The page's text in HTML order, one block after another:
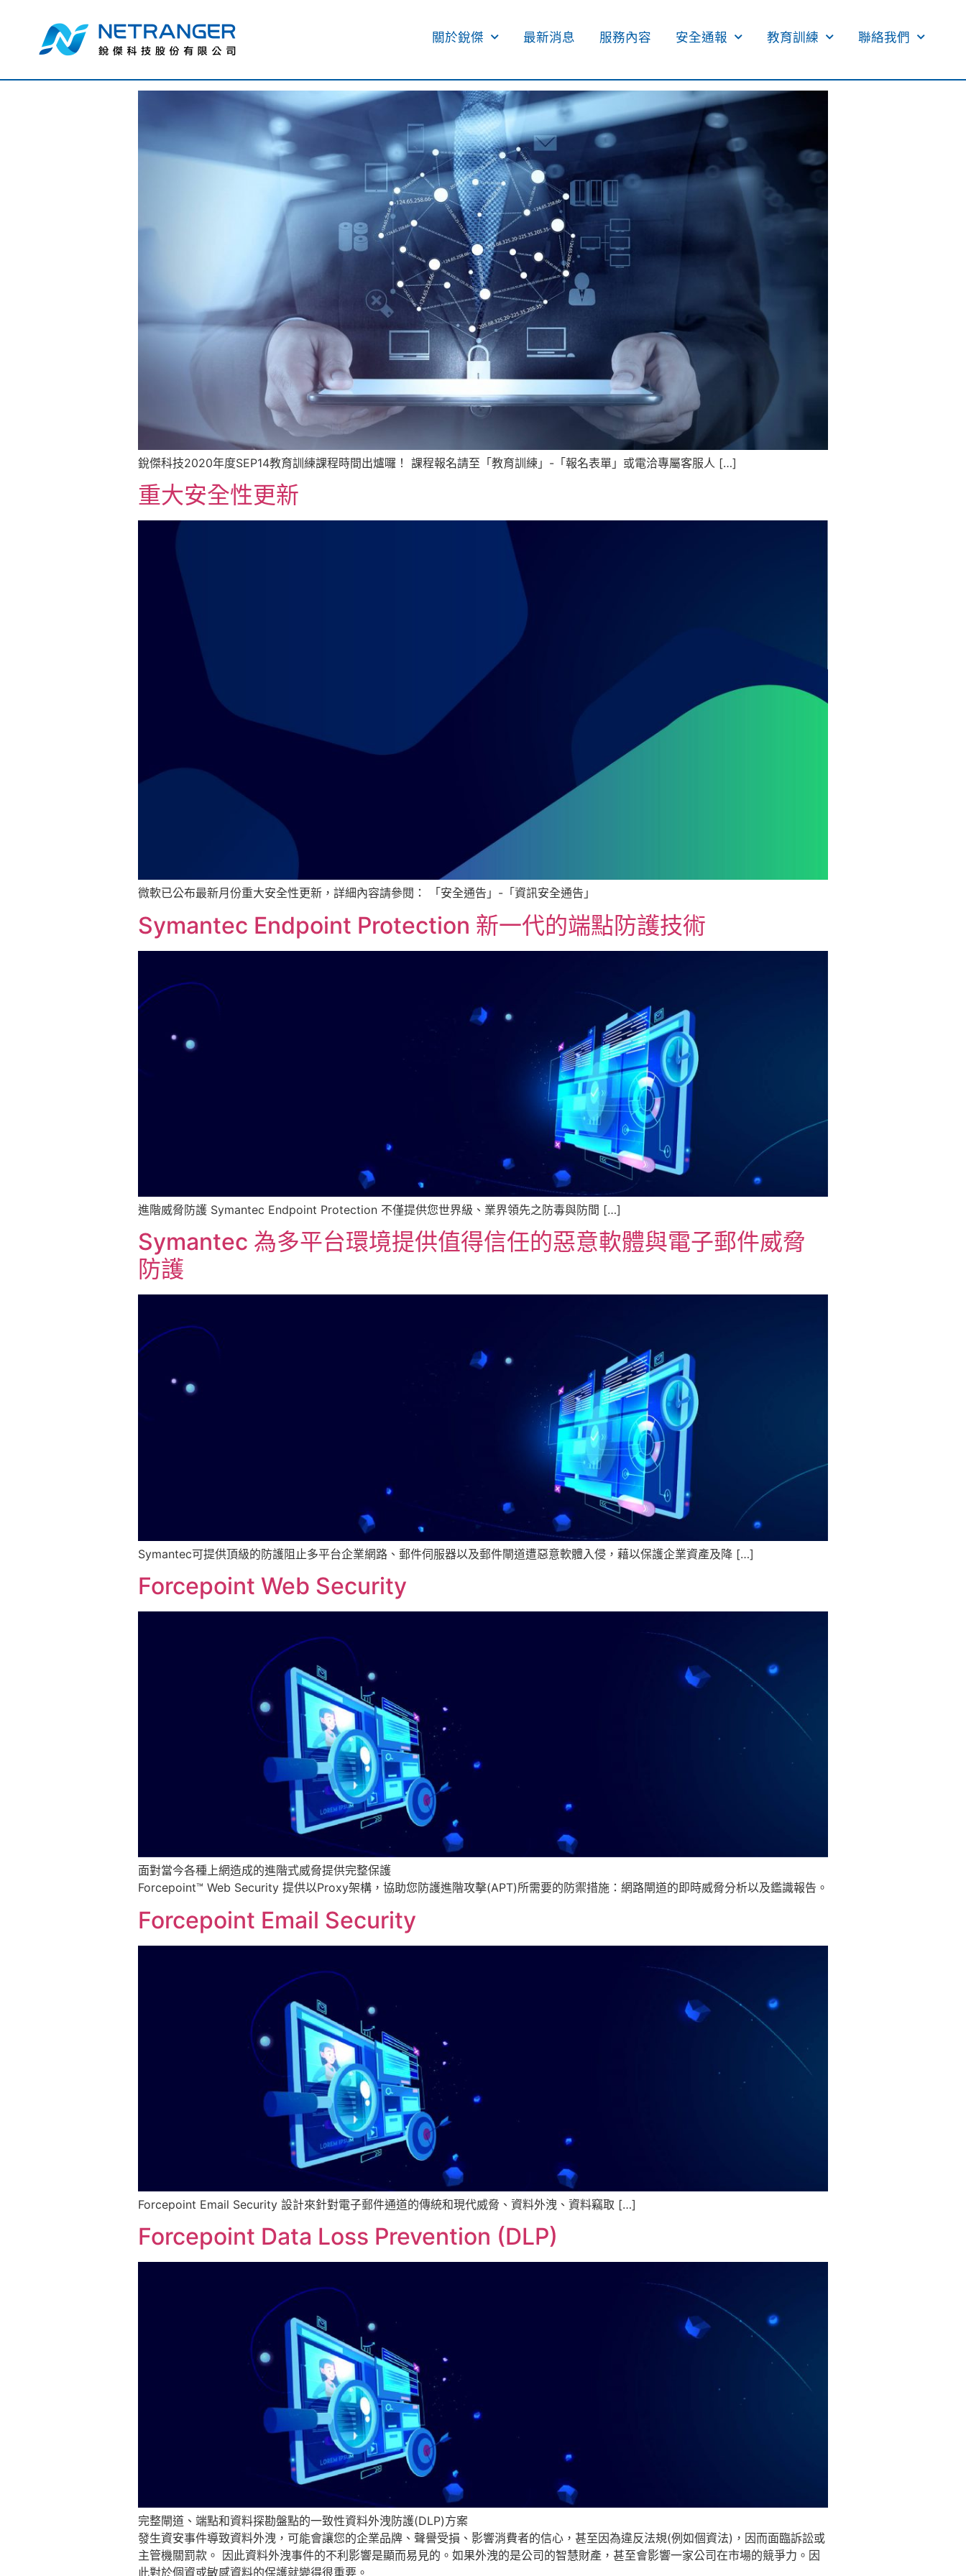
關於銳傑 最新消息 服務內容​ 安全通報 教育訓練 聯絡我們
作者:lilith
2020年度SEP教育訓練課程通知
銳傑科技2020年度SEP14教育訓練課程時間出爐囉！ 課程報名請至「教育訓練」-「報名表單」或電洽專屬客服人 […]
重大安全性更新
微軟已公布最新月份重大安全性更新，詳細內容請參閱： 「安全通告」-「資訊安全通告」
Symantec Endpoint Protection 新一代的端點防護技術
進階威脅防護 Symantec Endpoint Protection 不僅提供您世界級、業界領先之防毒與防間 […]
Symantec 為多平台環境提供值得信任的惡意軟體與電子郵件威脅
防護
Symantec可提供頂級的防護阻止多平台企業網路、郵件伺服器以及郵件閘道遭惡意軟體入侵，藉以保護企業資產及降 […]
Forcepoint Web Security
面對當今各種上網造成的進階式威脅提供完整保護
Forcepoint™ Web Security 提供以Proxy架構，協助您防護進階攻擊(APT)所需要的防禦措施：網路閘道的即時威脅分析以及鑑識報告。
Forcepoint Email Security
Forcepoint Email Security 設計來針對電子郵件通道的傳統和現代威脅、資料外洩、資料竊取 […]
Forcepoint Data Loss Prevention (DLP)
完整閘道、端點和資料探勘盤點的一致性資料外洩防護(DLP)方案
發生資安事件導致資料外洩，可能會讓您的企業品牌、聲譽受損、影響消費者的信心，甚至因為違反法規(例如個資法)，因而面臨訴訟或
主管機關罰款。 因此資料外洩事件的不利影響是顯而易見的。如果外洩的是公司的智慧財產，甚至會影響一家公司在市場的競爭力。因
此對於個資或敏感資料的保護就變得很重要。